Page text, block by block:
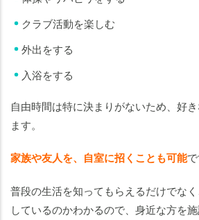
クラブ活動を楽しむ
外出をする
入浴をする
自由時間は特に決まりがないため、好
ます。
家族や友人を、自室に招くことも可能で
普段の生活を知ってもらえるだけでな
しているのかわかるので、身近な方を